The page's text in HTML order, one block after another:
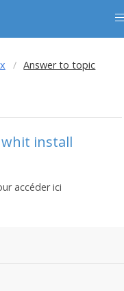
Answer to topic
install
accéder ici